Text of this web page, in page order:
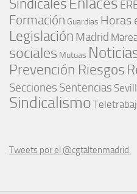
Sindicales
Formación Guardias Horas
Legislación Madrid
sociales Mutuas
Prevención Riesgos
Secciones Sentencias
Sindicalismo
Tweets por el @cgtaltenmadrid.